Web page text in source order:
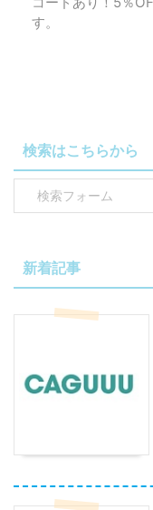
す。
検索はこちらから
新着記事